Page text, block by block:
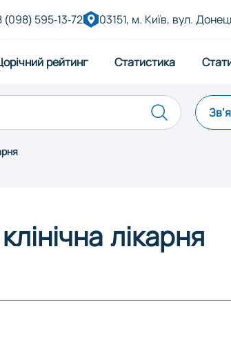
(098) 595-13-72 03151, м. Київ, вул.
рейтинг Статистика
лікарня